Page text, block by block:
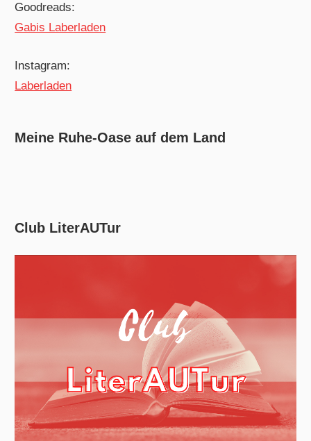
Goodreads:
Gabis Laberladen
Instagram:
Laberladen
Meine Ruhe-Oase auf dem Land
Club LiterAUTur